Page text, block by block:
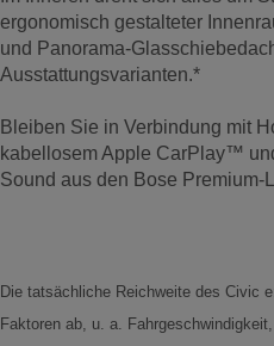
ergonomisch gestalteter
und Panorama-
Ausstattungsvarianten.*
Bleiben Sie in Verbindung mit
kabellosem Apple CarPlay™
Sound aus den Bose Premium-
Die tatsächliche Reichweite des Civic
Faktoren ab, u. a.